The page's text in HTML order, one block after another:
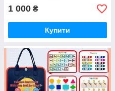
1 000 ₴
Купити